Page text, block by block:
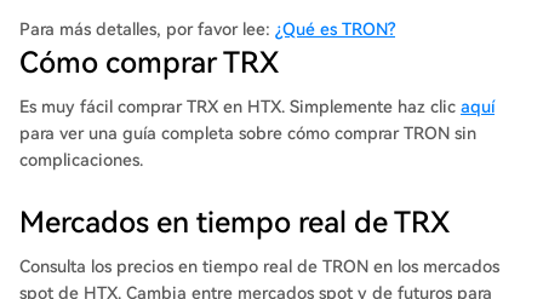
ayudar a los creadores de contenido (que reciben solo una
pequeña parte de los ingresos) y animarles con más
recompensas por su trabajo. ¿Cómo? Invitando a los
consumidores de contenido a recompensar directamente a los
creadores de contenido (sin intermediarios como YouTube,
Facebook o Apple). El software de TRON soporta contratos
aplicaciones descentralizadas, también conocidas como dApps.
La plataforma de criptomonedas utiliza un modelo de
transacción similar al de Bitcoin (BTC), a saber, UTXO. Las
transacciones se realizan en un libro mayor público, donde los
Para más detalles, por favor lee: ¿Qué es TRON?
Cómo comprar TRX
Es muy fácil comprar TRX en HTX. Simplemente haz clic aquí
para ver una guía completa sobre cómo comprar TRON sin
complicaciones.
Mercados en tiempo real de TRX
Consulta los precios en tiempo real de TRON en los mercados
spot de HTX. Cambia entre mercados spot y de futuros para